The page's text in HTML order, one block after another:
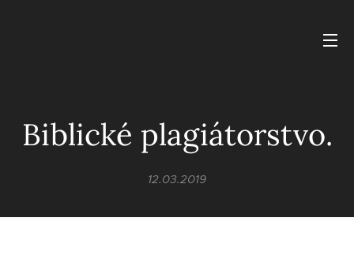
Biblické plagiátorstvo.
12.03.2019